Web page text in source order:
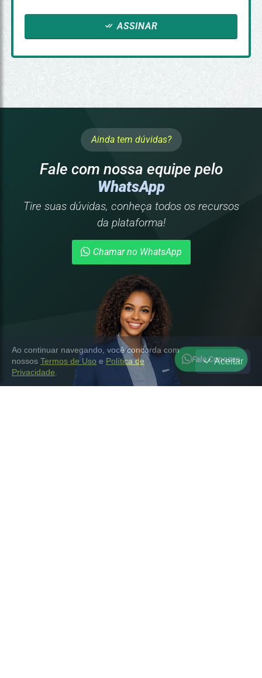
ASSINAR
Ainda tem dúvidas?
Fale com nossa equipe pelo
WhatsApp
Tire suas dúvidas, conheça todos os recursos
da plataforma!
Chamar no WhatsApp
Fale Conosco
Ao continuar navegando, você concorda com
nossos Termos de Uso e Política de
Privacidade
Aceitar